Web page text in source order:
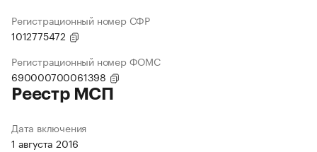
Регистрационный номер СФР
1012775472
Регистрационный номер ФОМС
690000700061398
Реестр МСП
Дата включения
1 августа 2016